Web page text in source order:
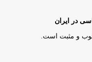
در ایران
و مثبت است.